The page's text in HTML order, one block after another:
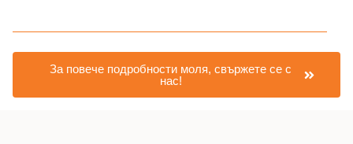
За повече подробности моля, свържете се с
нас!